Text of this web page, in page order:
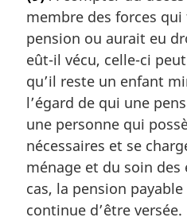
e
m
a
g
i
n
a
e
:
membre des forces
pension ou aurait eu
eût-il vécu, celle-ci
qu’il reste un enfant
l’égard de qui une
une personne qui
nécessaires et se
ménage et du soin des
cas, la pension
continue d’être versée.